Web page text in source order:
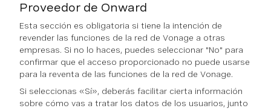
Proveedor de Onward
Esta sección es obligatoria si tiene la intención de
revender las funciones de la red de Vonage a otras
empresas. Si no lo haces, puedes seleccionar "No" para
confirmar que el acceso proporcionado no puede usarse
para la reventa de las funciones de la red de Vonage.
Si seleccionas «Sí», deberás facilitar cierta información
sobre cómo vas a tratar los datos de los usuarios, junto